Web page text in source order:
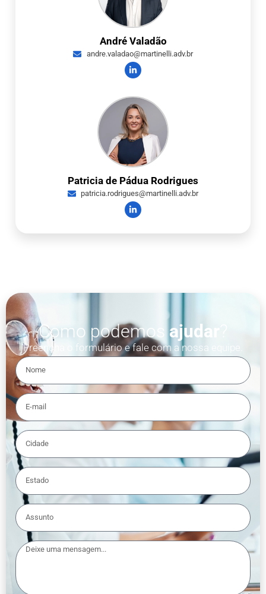
André Valadão
andre.valadao@martinelli.adv.br
Patricia de Pádua Rodrigues
patricia.rodrigues@martinelli.adv.br
Como podemos ajudar
Preencha o formulário e fale com a nossa equipe.